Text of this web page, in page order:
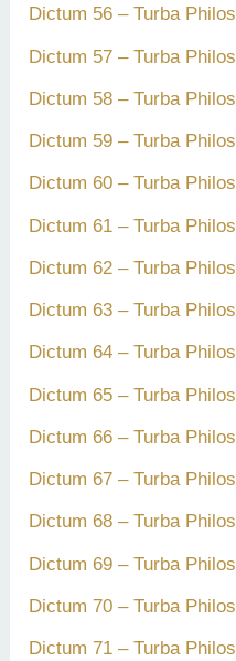
Dictum 56 – Turba
Dictum 57 – Turba
Dictum 58 – Turba
Dictum 59 – Turba
Dictum 60 – Turba
Dictum 61 – Turba
Dictum 62 – Turba
Dictum 63 – Turba
Dictum 64 – Turba
Dictum 65 – Turba
Dictum 66 – Turba
Dictum 67 – Turba
Dictum 68 – Turba
Dictum 69 – Turba
Dictum 70 – Turba
Dictum 71 – Turba